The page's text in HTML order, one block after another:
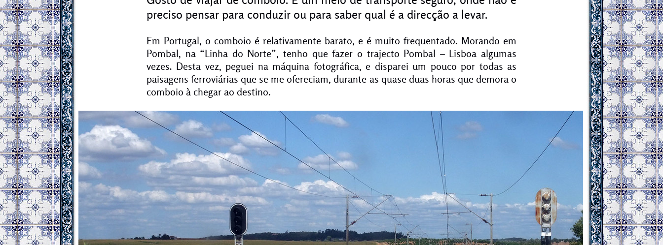
preciso pensar para conduzir ou para saber qual é a direcção a levar.
Em Portugal, o comboio é relativamente barato, e é muito frequentado. Morando em
Pombal, na “Linha do Norte”, tenho que fazer o trajecto Pombal – Lisboa algumas
vezes. Desta vez, peguei na máquina fotográfica, e disparei um pouco por todas as
paisagens ferroviárias que se me ofereciam, durante as quase duas horas que demora o
comboio à chegar ao destino.